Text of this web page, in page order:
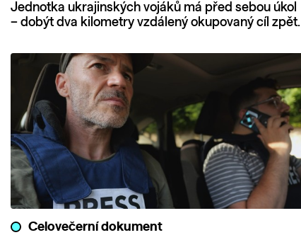
Jednotka ukrajinských vojáků má před sebou úkol
– dobýt dva kilometry vzdálený okupovaný cíl zpět.
Celovečerní dokument